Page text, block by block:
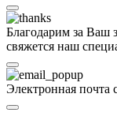
Благодарим за Ваш
свяжется наш
Электронная почта